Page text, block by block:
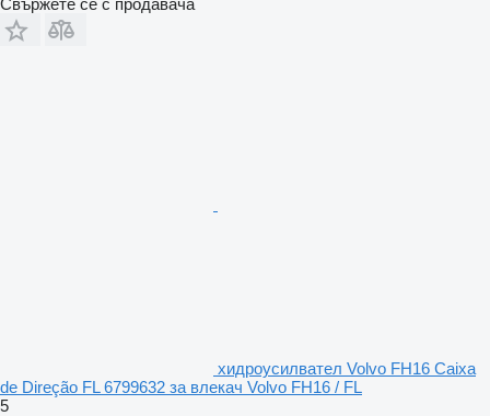
хидроусилвател Volvo FH16 Caixa
de Direção FL 6799632 за влекач Volvo FH16 / FL
5